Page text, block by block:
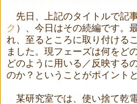
先日、上記のタイトルで記
ク ）、今日はその続編です。
れ、至るところに取り付ける
ました。現フェーズは何をど
どのように用いる／反映する
のか？ということがポイント
某研究室では、使い捨て乾